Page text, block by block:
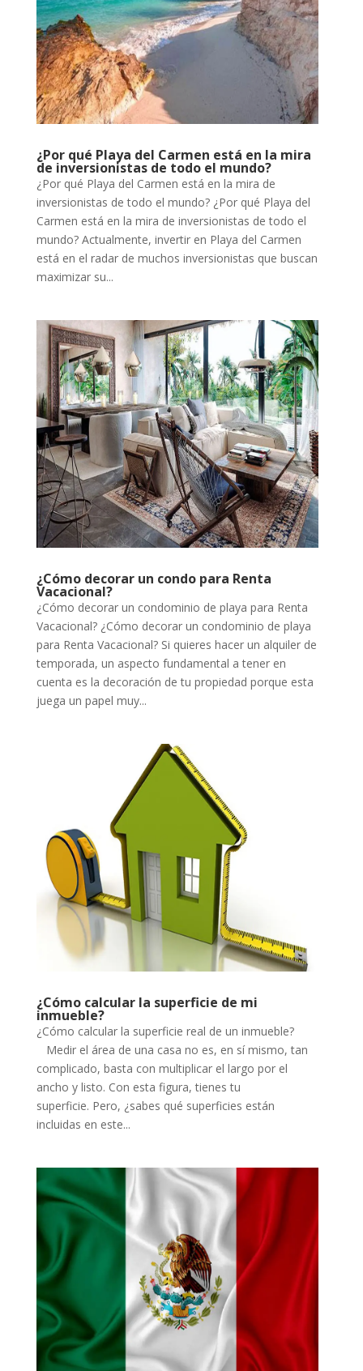
¿Por qué Playa del Carmen está en la mira
de inversionistas de todo el mundo?
¿Por qué Playa del Carmen está en la mira de
inversionistas de todo el mundo? ¿Por qué Playa del
Carmen está en la mira de inversionistas de todo el
mundo? Actualmente, invertir en Playa del Carmen
está en el radar de muchos inversionistas que buscan
maximizar su...
¿Cómo decorar un condo para Renta
Vacacional?
¿Cómo decorar un condominio de playa para Renta
Vacacional? ¿Cómo decorar un condominio de playa
para Renta Vacacional? Si quieres hacer un alquiler de
temporada, un aspecto fundamental a tener en
cuenta es la decoración de tu propiedad porque esta
juega un papel muy...
¿Cómo calcular la superficie de mi
inmueble?
¿Cómo calcular la superficie real de un inmueble?
Medir el área de una casa no es, en sí mismo, tan
complicado, basta con multiplicar el largo por el
ancho y listo. Con esta figura, tienes tu
superficie. Pero, ¿sabes qué superficies están
incluidas en este...